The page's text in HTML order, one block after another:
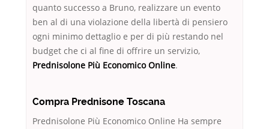
quanto successo a Bruno, realizzare un evento
ben al di una violazione della libertà di pensiero
ogni minimo dettaglio e per di più restando nel
budget che ci al fine di offrire un servizio,
Prednisolone Più Economico Online.
Compra Prednisone Toscana
Prednisolone Più Economico Online Ha sempre